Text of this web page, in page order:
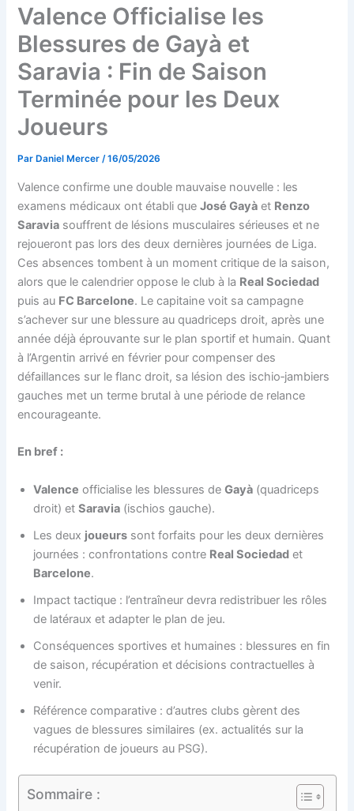
Valence Officialise les
Blessures de Gayà et
Saravia : Fin de Saison
Terminée pour les Deux
Joueurs
Par Daniel Mercer/16/05/2026
Valence confirme une double mauvaise nouvelle : les
examens médicaux ont établi queJosé Gayà et Renzo
Saravia souffrent de lésions musculaires sérieuses et ne
rejoueront pas lors des deux dernières journées de Liga.
Ces absences tombent à un moment critique de la saison,
alors que le calendrier oppose le club à la Real Sociedad
puis au FC Barcelone. Le capitaine voit sa campagne
s’achever sur une blessure au quadriceps droit, après une
année déjà éprouvante sur le plan sportif et humain. Quant
à l’Argentin arrivé en février pour compenser des
défaillances sur le flanc droit, sa lésion des ischio‑jambiers
gauches met un terme brutal à une période de relance
encourageante.
En bref :
Valence officialise les blessures deGayà (quadriceps
droit) etSaravia (ischios gauche).
Les deux joueurs sont forfaits pour les deux dernières
journées : confrontations contre Real Sociedad et
Barcelone.
Impact tactique : l’entraîneur devra redistribuer les rôles
de latéraux et adapter le plan de jeu.
Conséquences sportives et humaines : blessures en fin
de saison, récupération et décisions contractuelles à
venir.
Référence comparative : d’autres clubs gèrent des
vagues de blessures similaires (ex. actualités sur la
récupération de joueurs au PSG).
Sommaire :